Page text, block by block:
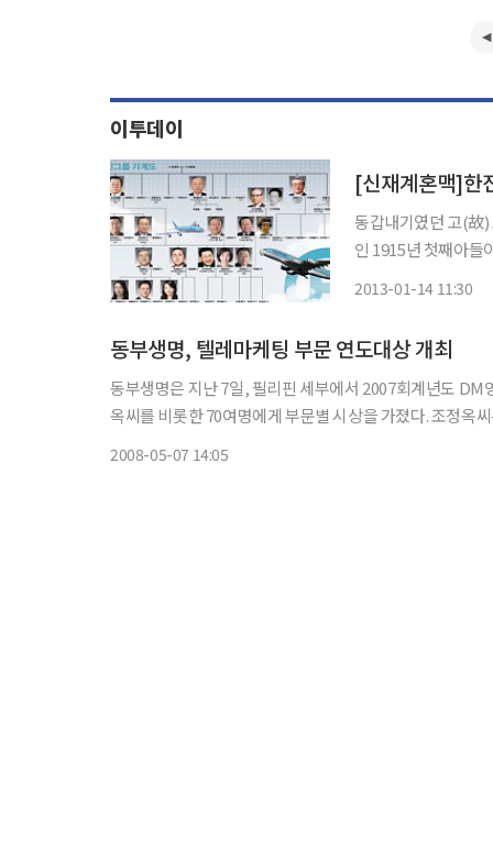
이투데이
동갑내기였던 고(故)
인 1915년 첫째아들
2013-01-14 11:30
동부생명, 텔레마케팅 부문 연도대상 개최
동부생명은 지난 7일, 필리핀 세부에서 2007회계년도 DM영업부문
옥씨를 비롯한 70여명에게 부문별 시상을 가졌다. 조정옥
2008-05-07 14:05